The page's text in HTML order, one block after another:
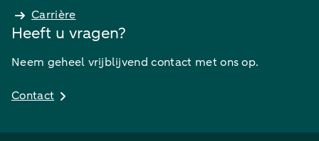
Carrière
Heeft u vragen?
Neem geheel vrijblijvend contact met ons op.
Contact